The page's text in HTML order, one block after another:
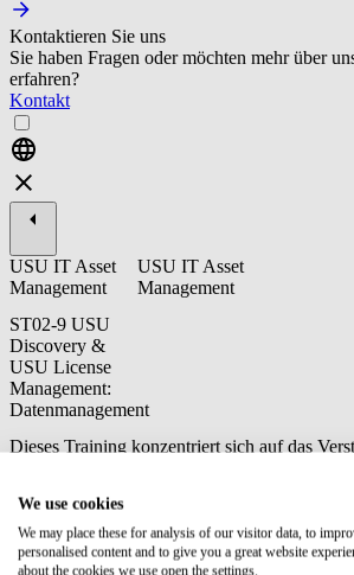
Kontaktieren Sie uns
Sie haben Fragen oder möchten mehr über
erfahren?
Kontakt
USU IT Asset
Management
ST02-9 USU
Discovery &
USU License
Management:
Datenmanagement
USU IT Asset
Management
Dieses Training konzentriert sich auf das
Datenumwandlung und vor allem die
(Log-Dateien).
We use cookies
We may place these for analysis of our visitor data, to
personalised content and to give you a great website
about the cookies we use open the settings.